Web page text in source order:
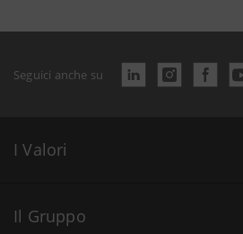
Seguici anche su
I Valori
Il Gruppo